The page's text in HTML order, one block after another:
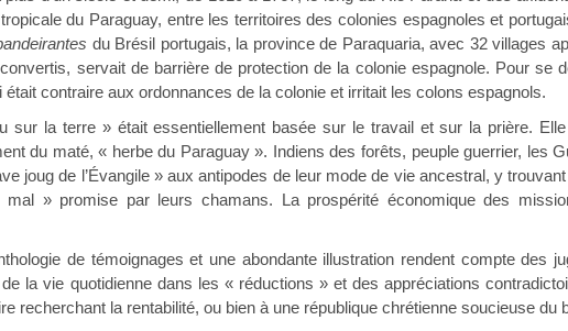
du Paraguay, entre les territoires des colonies espagnoles et
du Brésil portugais, la province de Paraquaria, avec 32 villages
servait de barrière de protection de la colonie espagnole. Pour se
était contraire aux ordonnances de la colonie et irritait les colons espagnols.
sur la terre » était essentiellement basée sur le travail et sur la prière.
du maté, « herbe du Paraguay ». Indiens des forêts, peuple guerrier, les
joug de l’Évangile » aux antipodes de leur mode de vie ancestral, y
» promise par leurs chamans. La prospérité économique des
de témoignages et une abondante illustration rendent compte des
la vie quotidienne dans les « réductions » et des appréciations
recherchant la rentabilité, ou bien à une république chrétienne soucieuse du